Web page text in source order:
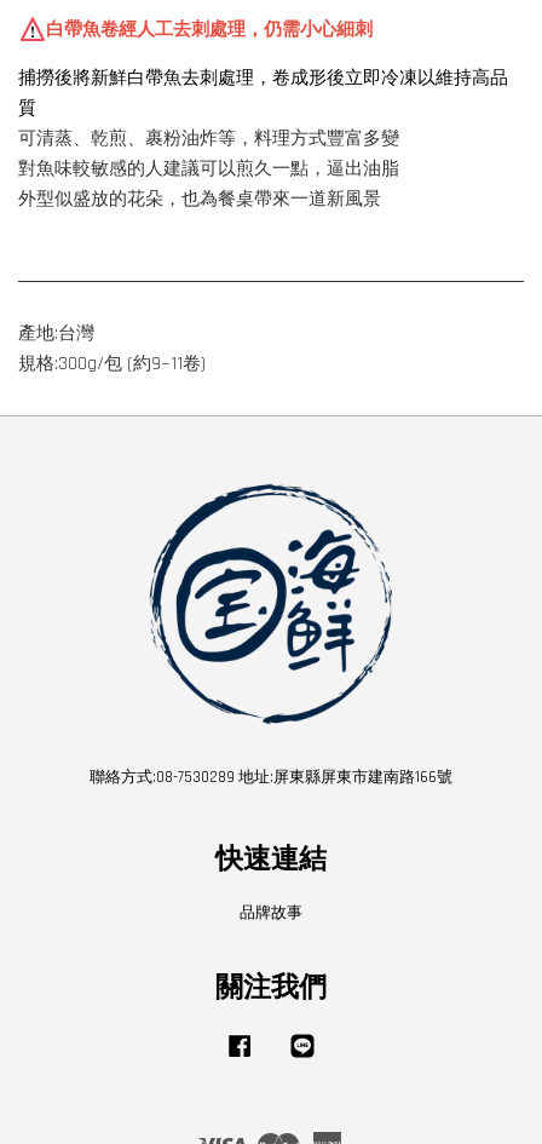
白帶魚卷經人工去刺處理，仍需小心細刺
捕撈後將新鮮白帶魚去刺處理，卷成形後立即冷凍以維持高品
質
可清蒸、乾煎、裹粉油炸等，料理方式豐富多變
對魚味較敏感的人建議可以煎久一點，逼出油脂
外型似盛放的花朵，也為餐桌帶來一道新風景
產地:台灣
規格:300g/包 (約9~11卷)
聯絡方式:08-7530289 地址:屏東縣屏東市建南路166號
快速連結
品牌故事
關注我們
Facebook
Visa Master